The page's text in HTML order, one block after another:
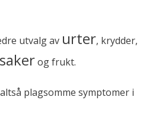
utvalg av urter, krydder,
og frukt.
plagsomme symptomer i